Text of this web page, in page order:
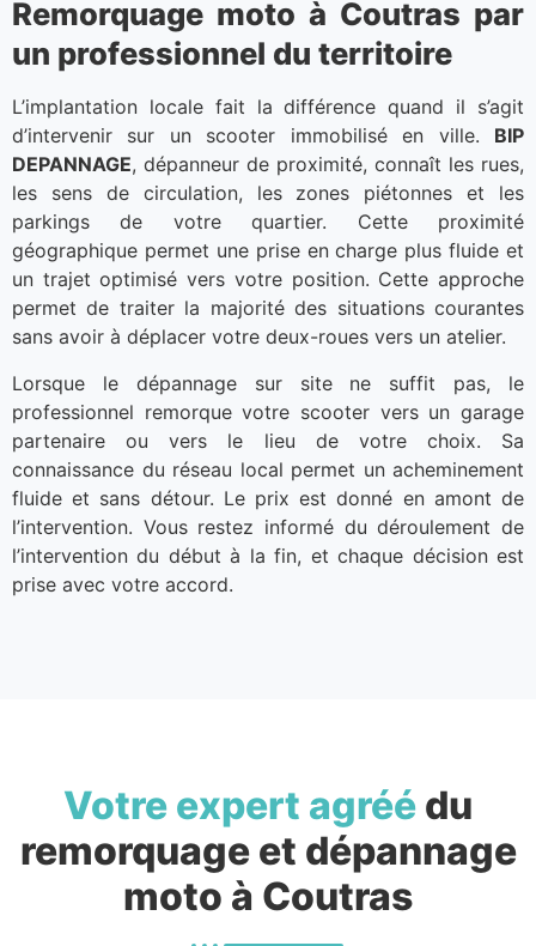
Remorquage moto à Coutras par
un professionnel du territoire
L’implantation locale fait la différence quand il s’agit
d’intervenir sur un scooter immobilisé en ville. BIP
DEPANNAGE, dépanneur de proximité, connaît les rues,
les sens de circulation, les zones piétonnes et les
parkings de votre quartier. Cette proximité
géographique permet une prise en charge plus fluide et
un trajet optimisé vers votre position. Cette approche
permet de traiter la majorité des situations courantes
sans avoir à déplacer votre deux-roues vers un atelier.
Lorsque le dépannage sur site ne suffit pas, le
professionnel remorque votre scooter vers un garage
partenaire ou vers le lieu de votre choix. Sa
connaissance du réseau local permet un acheminement
fluide et sans détour. Le prix est donné en amont de
l’intervention. Vous restez informé du déroulement de
l’intervention du début à la fin, et chaque décision est
prise avec votre accord.
Votre expert agréé du
remorquage et dépannage
moto à Coutras